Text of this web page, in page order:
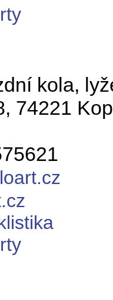
kola,
74221